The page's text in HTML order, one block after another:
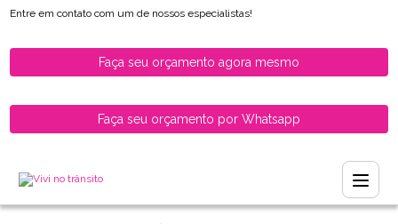
Entre em contato com um de nossos especialistas!
Faça seu orçamento agora mesmo
Faça seu orçamento por Whatsapp